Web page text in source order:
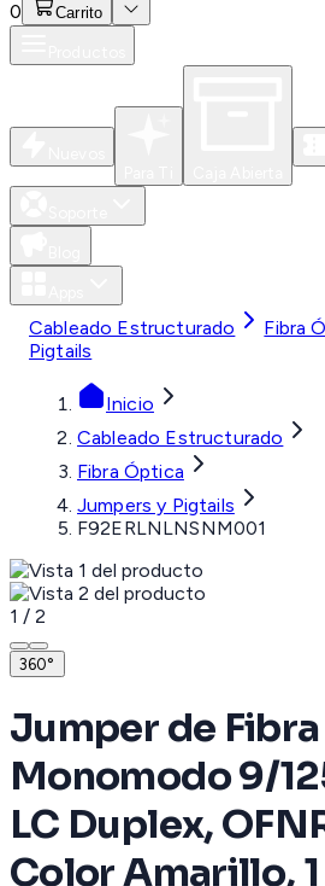
0 Carrito
Cableado Estructurado Fibra
Pigtails
Inicio
Cableado Estructurado
Fibra Óptica
Jumpers y Pigtails
F92ERLNLNSNM001
1 / 2
360°
Jumper de
Monomodo 9/
LC Duplex,
Color Amarillo,